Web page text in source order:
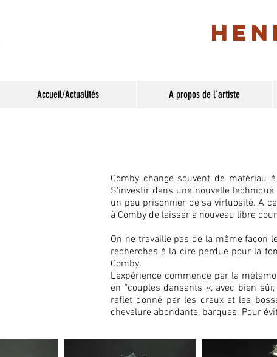
Accueil/Actualités A propos de l'artiste
Comby change souvent de matériau
S'investir dans une nouvelle
un peu prisonnier de sa virtuosité.A
à Comby de laisser à nouveau libre
On ne travaille pas de la même façon
recherches à la cire perdue pour la
Comby.
L'expérience commence par la
en "couples dansants «, avec bien
reflet donné par les creux et les
chevelure abondante, barques. Pour